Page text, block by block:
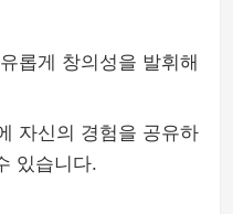
롭게 창의성을 발휘해
자신의 경험을 공유하
있습니다.